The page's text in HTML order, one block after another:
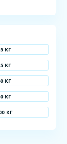
КГ
КГ
КГ
КГ
КГ